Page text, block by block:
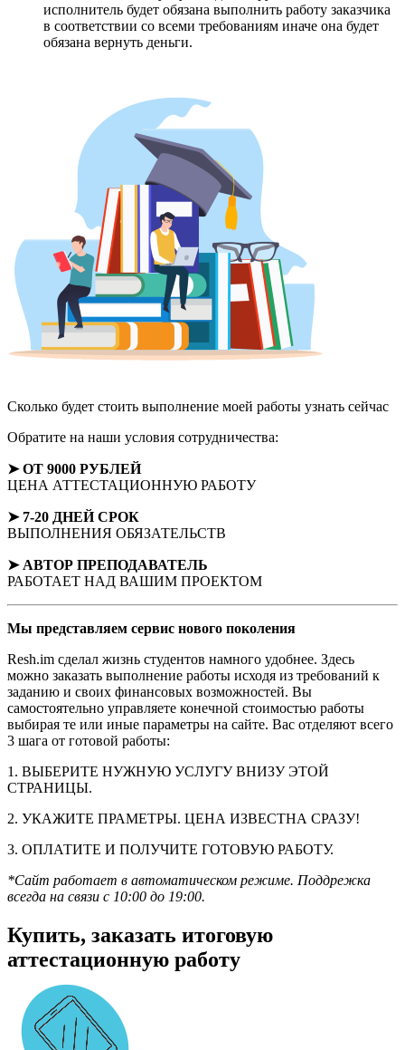
исполнитель будет обязана выполнить работу заказчика
в соответствии со всеми требованиям иначе она будет
обязана вернуть деньги.
Сколько будет стоить выполнение моей работы узнать сейчас
Обратите на наши условия сотрудничества:
➤ ОТ 9000 РУБЛЕЙ
ЦЕНА АТТЕСТАЦИОННУЮ РАБОТУ
➤ 7-20 ДНЕЙ СРОК
ВЫПОЛНЕНИЯ ОБЯЗАТЕЛЬСТВ
➤ АВТОР ПРЕПОДАВАТЕЛЬ
РАБОТАЕТ НАД ВАШИМ ПРОЕКТОМ
Мы представляем сервис нового поколения
Resh.im сделал жизнь студентов намного удобнее. Здесь
можно заказать выполнение работы исходя из требований к
заданию и своих финансовых возможностей. Вы
самостоятельно управляете конечной стоимостью работы
выбирая те или иные параметры на сайте. Вас отделяют всего
3 шага от готовой работы:
1. ВЫБЕРИТЕ НУЖНУЮ УСЛУГУ ВНИЗУ ЭТОЙ
СТРАНИЦЫ.
2. УКАЖИТЕ ПРАМЕТРЫ. ЦЕНА ИЗВЕСТНА СРАЗУ!
3. ОПЛАТИТЕ И ПОЛУЧИТЕ ГОТОВУЮ РАБОТУ.
*Сайт работает в автоматическом режиме. Поддрежка
всегда на связи с 10:00 до 19:00.
Купить, заказать итоговую
аттестационную работу